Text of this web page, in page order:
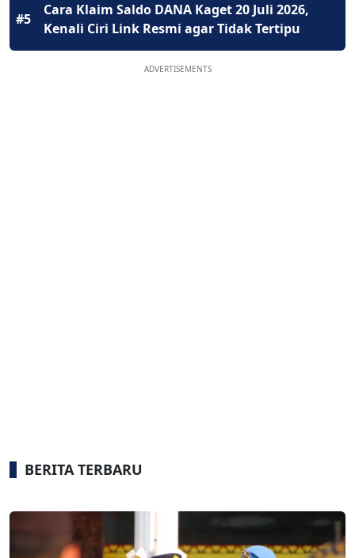
#5
Cara Klaim Saldo DANA Kaget 20 Juli 2026,
Kenali Ciri Link Resmi agar Tidak Tertipu
ADVERTISEMENTS
BERITA TERBARU